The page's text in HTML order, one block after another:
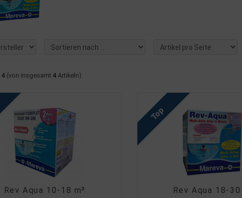
4 (von insgesamt 4 Artikeln)
Rev Aqua 10-18 m³
Top
Rev Aqua 18-30